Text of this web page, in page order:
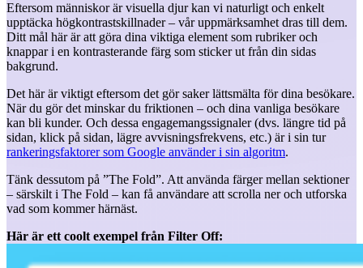
Eftersom människor är visuella djur kan vi naturligt och enkelt
upptäcka högkontrastskillnader – vår uppmärksamhet dras till dem.
Ditt mål här är att göra dina viktiga element som rubriker och
knappar i en kontrasterande färg som sticker ut från din sidas
bakgrund.
Det här är viktigt eftersom det gör saker lättsmälta för dina besökare.
När du gör det minskar du friktionen – och dina vanliga besökare
kan bli kunder. Och dessa engagemangssignaler (dvs. längre tid på
sidan, klick på sidan, lägre avvisningsfrekvens, etc.) är i sin tur
rankeringsfaktorer som Google använder i sin algoritm.
Tänk dessutom på ”The Fold”. Att använda färger mellan sektioner
– särskilt i The Fold – kan få användare att scrolla ner och utforska
vad som kommer härnäst.
Här är ett coolt exempel från Filter Off: